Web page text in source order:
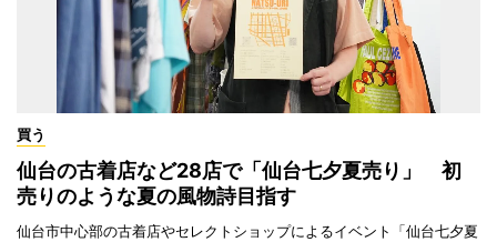
買う
仙台の古着店など28店で「仙台七夕夏売り」 初
売りのような夏の風物詩目指す
仙台市中心部の古着店やセレクトショップによるイベント「仙台七夕夏